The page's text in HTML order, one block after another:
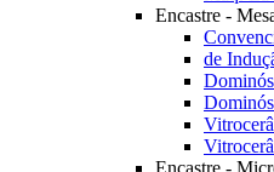
Encastre -
de
Encastre -